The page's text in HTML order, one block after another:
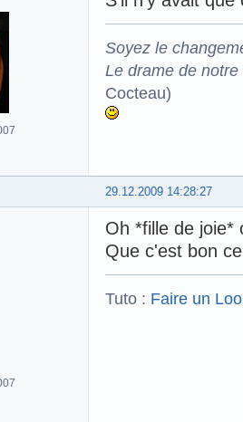
Soyez le
Le drame de
Cocteau)
29.12.2009 14:28:27
Oh *fille de joie*
Que c'est bon
Tuto : Faire un